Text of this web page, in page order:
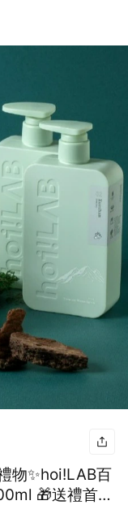
物✨hoi!LAB百
🎁送禮首選